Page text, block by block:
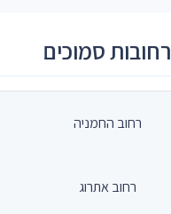
רחובות סמוכים
רחוב החמניה
רחוב אתרוג